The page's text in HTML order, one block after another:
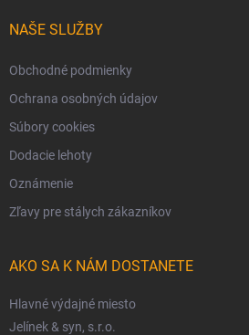
NAŠE SLUŽBY
Obchodné podmienky
Ochrana osobných údajov
Súbory cookies
Dodacie lehoty
Oznámenie
Zľavy pre stálych zákazníkov
AKO SA K NÁM DOSTANETE
Hlavné výdajné miesto
Jelínek & syn, s.r.o.